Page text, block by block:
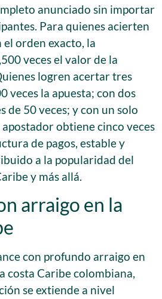
anunciado sin importar
Para quienes acierten
orden exacto, la
veces el valor de la
logren acertar tres
veces la apuesta; con dos
de 50 veces; y con un solo
obtiene cinco veces
de pagos, estable y
a la popularidad del
y más allá.
arraigo en la
con profundo arraigo en
costa Caribe colombiana,
se extiende a nivel